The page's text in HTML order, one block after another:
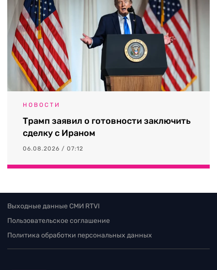
НОВОСТИ
Трамп заявил о готовности заключить
сделку с Ираном
06.08.2026 / 07:12
Выходные данные СМИ RTVI
Пользовательское соглашение
Политика обработки персональных данных